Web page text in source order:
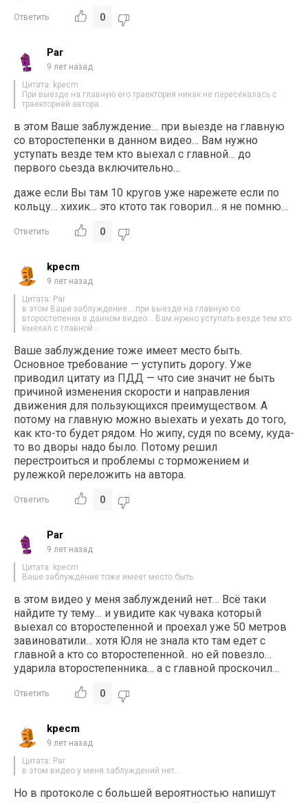
Ответить 0
Par
9 лет назад
Цитата: kpecm
При выезде на главную его траектория никак не пересекалась с
траекторией автора.
в этом Ваше заблуждение… при выезде на главную
со второстепенки в данном видео… Вам нужно
уступать везде тем кто выехал с главной… до
первого сьезда включительно…
даже если Вы там 10 кругов уже нарежете если по
кольцу… хихик… это ктото так говорил… я не помню…
Ответить 0
kpecm
9 лет назад
Цитата: Par
в этом Ваше заблуждение… при выезде на главную со
второстепенки в данном видео… Вам нужно уступать везде тем кто
выехал с главной…
Ваше заблуждение тоже имеет место быть.
Основное требование — уступить дорогу. Уже
приводил цитату из ПДД — что сие значит не быть
причиной изменения скорости и направления
движения для пользующихся преимуществом. А
потому на главную можно выехать и уехать до того,
как кто-то будет рядом. Но жипу, судя по всему, куда-
то во дворы надо было. Потому решил
перестроиться и проблемы с торможением и
рулежкой переложить на автора.
Ответить 0
Par
9 лет назад
Цитата: kpecm
Ваше заблуждение тоже имеет место быть.
в этом видео у меня заблуждений нет… Всё таки
найдите ту тему… и увидите как чувака который
выехал со второстепенной и проехал уже 50 метров
завиноватили… хотя Юля не знала кто там едет с
главной а кто со второстепенной.. но ей повезло…
ударила второстепенника… а с главной проскочил…
Ответить 0
kpecm
9 лет назад
Цитата: Par
в этом видео у меня заблуждений нет…
Но в протоколе с большей вероятностью напишут